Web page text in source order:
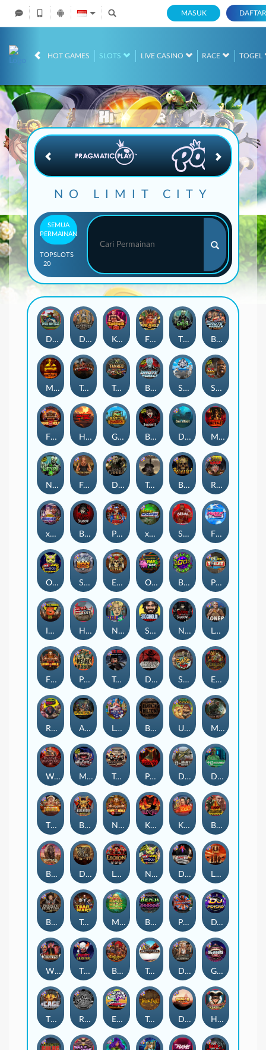
MASUK DAFTAR
HOT GAMES SLOTS LIVE CASINO RACE TOGEL
IDR
NO LIMIT CITY
SEMUA
PERMAINAN
TOP
20
SLOTS
Nexus Blood & Shadow
Seamen
Kill Em All Blood Diamond
Duck Hunters Fire in the Hole 3
Dead, Dead, or Deader
Nexus Fire In The Hole xBomb
Highway to Hell
Dead Men Walking
Tsar Wars
Brute Force
Home of the Brave
Mental 2
Tombstone Slaughter San Quentin 2: Death Row
Blood & Shadow
Blood & Shadow 2
Mental
Munchies
Skate or Die
Stockholm Syndrome
The Crypt
Apocalypse Super xNudge
Outsourced
Punk Rocker 2
Deadwood R.I.P
Beheaded
Bangkok Hilton
Brute Force: Alien Onslaught
Nexus Outsourced
Nexus The Crypt
Gator Hunters
Loner
Kenneth Must Die
Tombstone RIP
Fire in the Hole 2
Outsourced: Payday
Tanked
Fire In The Hole xBomb
Tombstone No Mercy
Folsom Prison
Roadkill
Das xBoot
Kiss My Chainsaw
Rock Bottom
Road Rage
The Cage
xWays Hoarder 2
Nine To Five
Bounty Hunters xNudge®
El Pasa Gunfight xNudge
Land of the Free
Brick Snake 2000
Warrior Graveyard xNudge
Flight Mode
Little Bighorn
Benji Killed in Vegas
Barbarian Fury
Devil's Crossroad
Dragon Tribe
Evil Goblins xBomb
San Quentin xWays
Gluttony
Serial
Mayan Magic Wildfire
Punk Toilet
Possessed
Legion X
Deadwood xNudge
Disturbed
DJ Psycho
Buffalo Hunter
Tombstone
Punk Rocker
East Coast Vs West Coast
The Creepy Carnival
Pearl Harbor
Whacked
Infectious 5 xWays
Dead Canary
Harlequin Carnival
Misery Mining
True Grit Redemption
xWays Hoarder xSplit
True kult
Bushido Way xNudge
D Day
The Border
Ugliest Catch